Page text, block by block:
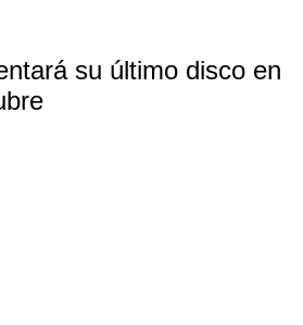
su último disco en